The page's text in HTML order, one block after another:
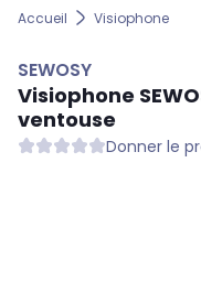
Accueil Visiophone
SEWOSY
Visiophone
ventouse
Donner le